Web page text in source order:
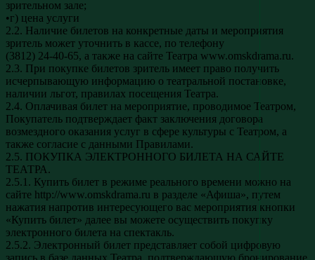
зрительном зале;
•г) цена услуги
2.2. Наличие билетов на конкретные даты и мероприятия
зритель может уточнить в кассе, по телефону
(3812) 24-40-65, а также на сайте Театра www.omskdrama.ru.
2.3. При покупке билетов зритель имеет право получить
исчерпывающую информацию о театральной постановке,
наличии льгот, правилах посещения Театра.
2.4. Оплачивая билет на мероприятие, проводимое Театром,
Покупатель подтверждает факт заключения договора
возмездного оказания услуг в сфере культуры с Театром, а
также согласие с данными Правилами.
2.5. ПОКУПКА ЭЛЕКТРОННОГО БИЛЕТА НА САЙТЕ
ТЕАТРА.
2.5.1. Купить билет в режиме реального времени можно на
сайте http://www.omskdrama.ru в разделе «Афиша», путем
нажатия напротив интересующего вас мероприятия кнопки
«Купить билет» далее вы можете осуществить покупку
электронного билета на спектакль.
2.5.2. Электронный билет представляет собой цифровую
запись в базе данных Театра, подтверждающую бронирование